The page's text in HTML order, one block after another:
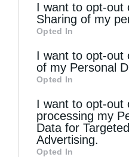
information by third
of downstream
information may
third parties on the
Downstream
disclose it to other
I want to opt-out
Sharing of my
Opted In
I want to opt-out
of my Personal
Opted In
I want to opt-out
processing my
Data for Targeted
Advertising.
Opted In
Τελευταία άρθρα
Κακό και εκδίκηση